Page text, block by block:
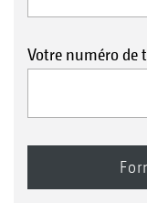
Votre numéro de